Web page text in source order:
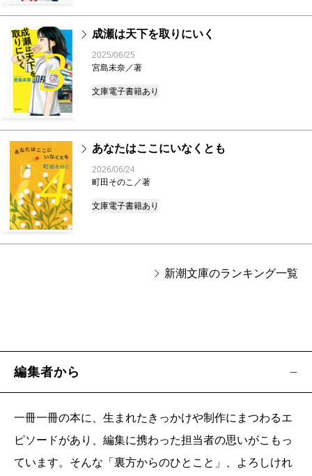
3
成瀬は天下を取りにいく
2025/06/25
宮島未奈／著
文庫電子書籍あり
4
あなたはここにいなくとも
2026/06/24
町田そのこ／著
文庫電子書籍あり
新潮文庫のランキング一覧
編集者から
一冊一冊の本に、生まれたきっかけや制作にまつわるエ
ピソードがあり、編集に携わった担当者の思いがこもっ
ています。そんな「裏方からのひとこと」、よろしけれ